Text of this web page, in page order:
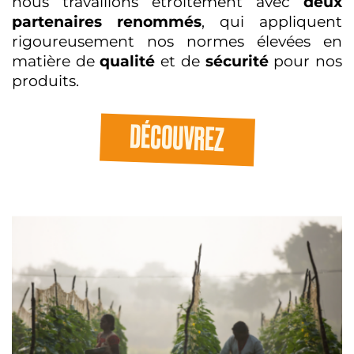
partenaires renommés, qui appliquent
rigoureusement nos normes élevées en
matière dequalité et de sécuritépour nos
produits.
DÉCOUVREZ